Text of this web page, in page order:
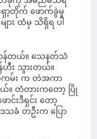
ရှော့တိုက် ဖောက်ခွဲမှု
ား ထံမှ သိရှိရ ပါ
ထန်တယ်။ သေနတ်သံ
း သွားတယ်။
ကမ်း က တဲအကာ
ယ်။ တံတားကတော့ ပြို
ာင်းဒီရှင်း တော့
ခံ တဦးက ပြော